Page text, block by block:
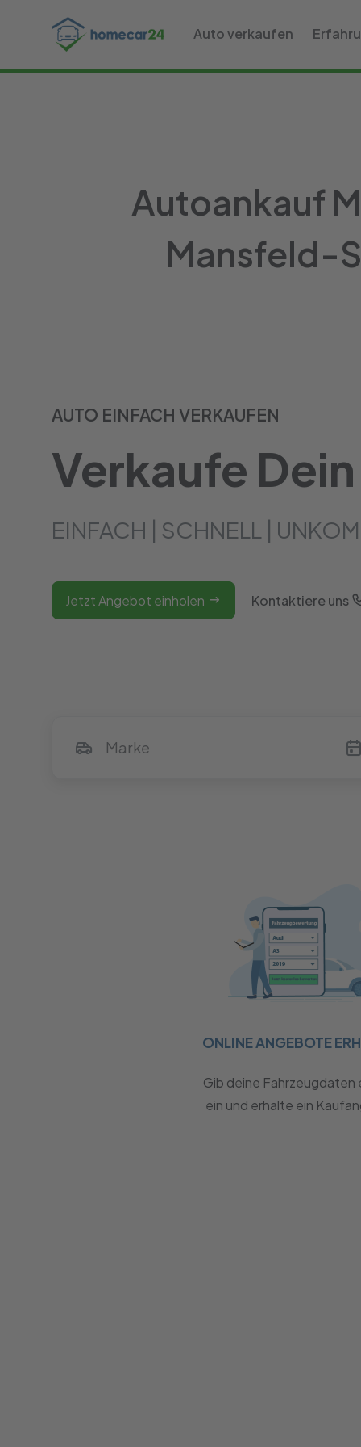
Auto verkaufen
Autoankauf
Mansfeld-
AUTO EINFACH VERKAUFEN
Verkaufe
EINFACH | SCHNELL |
Jetzt Angebot einholen Kontaktiere uns
ONLINE ANGEBOTE
Gib deine Fahrzeugdaten
ein und erhalte ein